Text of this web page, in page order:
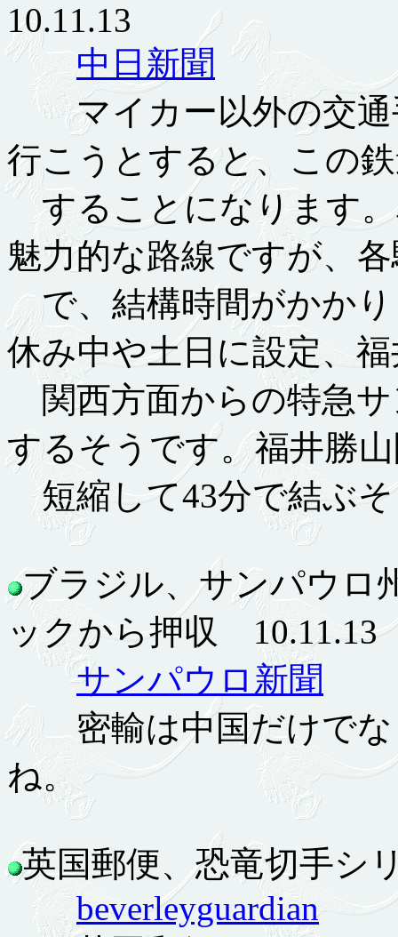
10.11.13
中日新聞
マイカー以外の交通
行こうとすると、この
することになります。
魅力的な路線ですが、
で、結構時間がかかり
休み中や土日に設定、
関西方面からの特急
するそうです。福井勝
短縮して43分で結ぶ
ブラジル、サンパウロ
ックから押収 10.11.13
サンパウロ新聞
密輸は中国だけでな
ね。
英国郵便、恐竜切手シ
beverleyguardian